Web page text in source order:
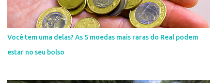
Você tem uma delas? As 5 moedas mais raras do Real podem
estar no seu bolso